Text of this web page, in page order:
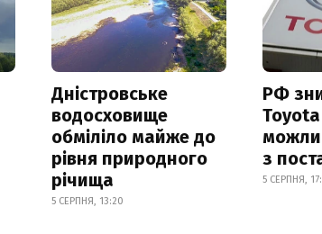
Дністровське
водосховище
обміліло майже до
рівня природного
річища
5 СЕРПНЯ, 13:20
РФ
Toyota
з
5 СЕРПНЯ,